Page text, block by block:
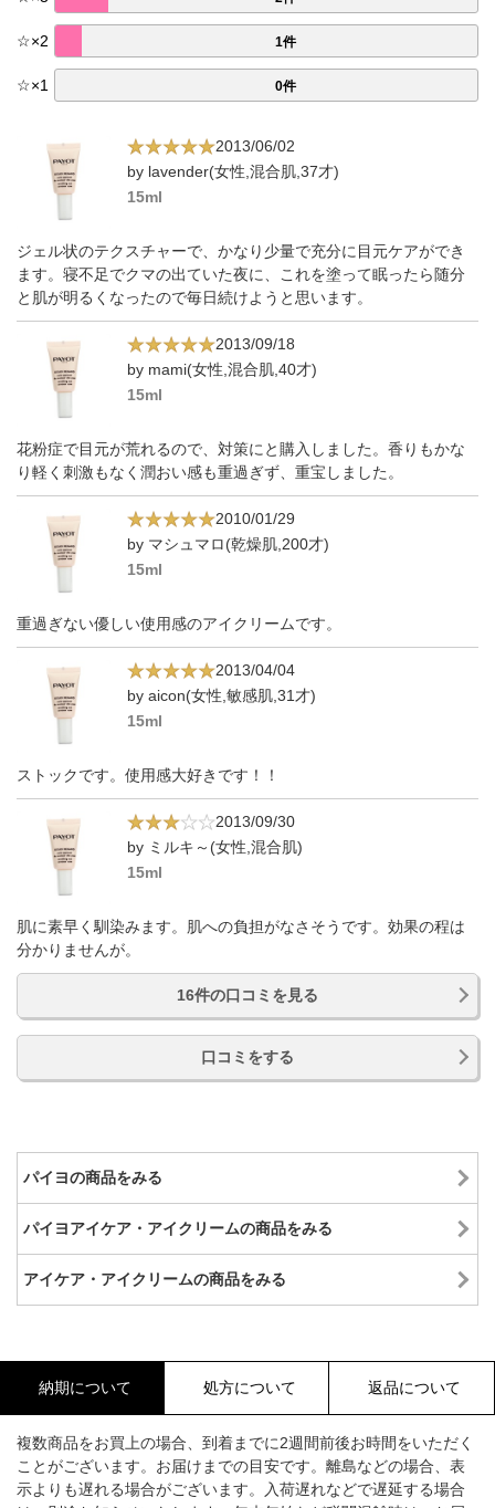
☆×2 1件
☆×1 0件
2013/06/02
by lavender(女性,混合肌,37才)
15ml
ジェル状のテクスチャーで、かなり少量で充分に目元ケアができ
ます。寝不足でクマの出ていた夜に、これを塗って眠ったら随分
と肌が明るくなったので毎日続けようと思います。
2013/09/18
by mami(女性,混合肌,40才)
15ml
花粉症で目元が荒れるので、対策にと購入しました。香りもかな
り軽く刺激もなく潤おい感も重過ぎず、重宝しました。
2010/01/29
by マシュマロ(乾燥肌,200才)
15ml
重過ぎない優しい使用感のアイクリームです。
2013/04/04
by aicon(女性,敏感肌,31才)
15ml
ストックです。使用感大好きです！！
2013/09/30
by ミルキ～(女性,混合肌)
15ml
肌に素早く馴染みます。肌への負担がなさそうです。効果の程は
分かりませんが。
16件の口コミを見る
口コミをする
パイヨの商品をみる
パイヨアイケア・アイクリームの商品をみる
アイケア・アイクリームの商品をみる
納期について 処方について 返品について
複数商品をお買上の場合、到着までに2週間前後お時間をいただく
ことがございます。お届けまでの目安です。離島などの場合、表
示よりも遅れる場合がございます。入荷遅れなどで遅延する場合